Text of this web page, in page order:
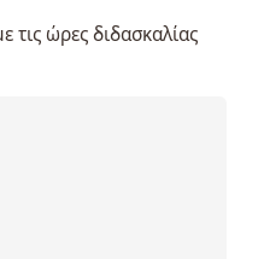
τις ώρες διδασκαλίας